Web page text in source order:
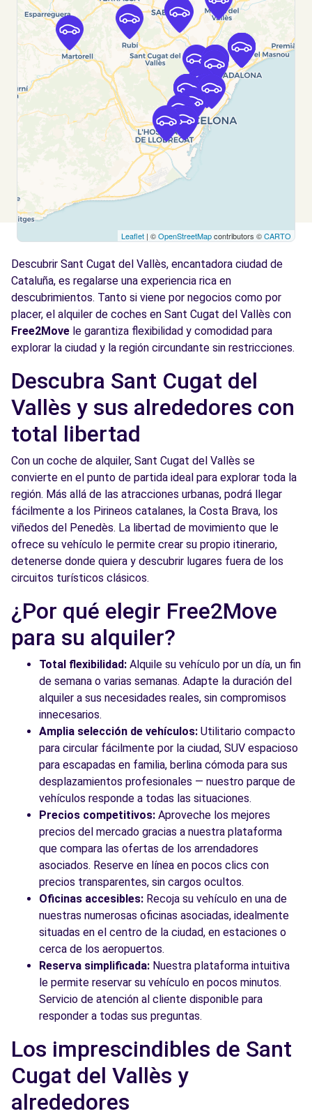
Ciudad de Asunción
Barcelona, 08030
Ver agencia
Free2Move Rent - MOTOR REPRIS-
MASTERNOU - Barcelona (P)
Free2Move Rent - MOTOR REPRIS-
9.2
km
C/ Aribau nº 320
Barcelona, 08006
Ver agencia
Free2Move Rent - MASTERNOU - Barcelona
(O) 24/7
c/ Aribau, 320
Barcelona, 8006
Free2Move Rent - MASTERNOU - Barcelona
(O)
9.2
km
c/ Aribau, 320
Barcelona, 8006
Ver agencia
Free2Move Rent - Almogàvers Motor -
Barcelona (C)
C/ Padilla, 318
Barcelona, 8025
Ver agencia
Ver todas las agencias
Leaflet | ©OpenStreetMapcontributors ©CARTO
Descubrir Sant Cugat del Vallès, encantadora ciudad de
Cataluña, es regalarse una experiencia rica en
descubrimientos. Tanto si viene por negocios como por
placer, el alquiler de coches en Sant Cugat del Vallès con
Free2Move le garantiza flexibilidad y comodidad para
explorar la ciudad y la región circundante sin restricciones.
Descubra Sant Cugat del
Vallès y sus alrededores con
total libertad
Con un coche de alquiler, Sant Cugat del Vallès se
convierte en el punto de partida ideal para explorar toda la
región. Más allá de las atracciones urbanas, podrá llegar
fácilmente a los Pirineos catalanes, la Costa Brava, los
viñedos del Penedès. La libertad de movimiento que le
ofrece su vehículo le permite crear su propio itinerario,
detenerse donde quiera y descubrir lugares fuera de los
circuitos turísticos clásicos.
¿Por qué elegir Free2Move
para su alquiler?
Total flexibilidad: Alquile su vehículo por un día, un fin
de semana o varias semanas. Adapte la duración del
alquiler a sus necesidades reales, sin compromisos
innecesarios.
Amplia selección de vehículos: Utilitario compacto
para circular fácilmente por la ciudad, SUV espacioso
para escapadas en familia, berlina cómoda para sus
desplazamientos profesionales — nuestro parque de
vehículos responde a todas las situaciones.
Precios competitivos: Aproveche los mejores
precios del mercado gracias a nuestra plataforma
que compara las ofertas de los arrendadores
asociados. Reserve en línea en pocos clics con
precios transparentes, sin cargos ocultos.
Oficinas accesibles: Recoja su vehículo en una de
nuestras numerosas oficinas asociadas, idealmente
situadas en el centro de la ciudad, en estaciones o
cerca de los aeropuertos.
Reserva simplificada: Nuestra plataforma intuitiva
le permite reservar su vehículo en pocos minutos.
Servicio de atención al cliente disponible para
responder a todas sus preguntas.
Los imprescindibles de Sant
Cugat del Vallès y
alrededores